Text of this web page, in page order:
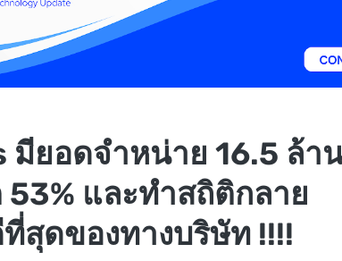
มียอดจำหน่าย 16.5 ล้า
53% และทำสถิติกลาย
สุดของทางบริษัท !!!!